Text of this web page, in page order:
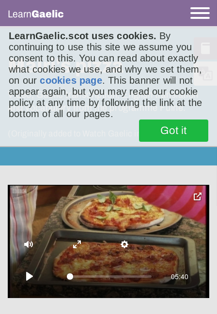
LearnGaelic.scot uses cookies. By
continuing to use this site we assume you
consent to this. You can read about exactly
what cookies we use, and why we set them,
on ourcookies page. This banner will not
appear again, but you may read our cookie
policy at any time by following the link at the
bottom of all our pages.
Got it
LearnGaelic
Màiri's pizza
Video, Gaelic transcription, English translation
and vocabulary from the programme Fuine.
(Originally added to Watch Gaelic in 2018.)
Play
05:40
Mute Settings
Enter
fullscreen
toggle
pop-
over
video